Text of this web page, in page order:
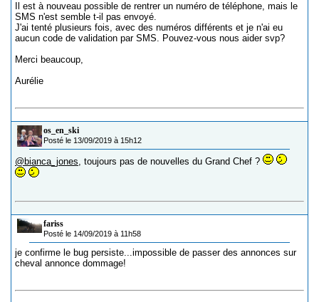
Il est à nouveau possible de rentrer un numéro de téléphone, mais le
SMS n'est semble t-il pas envoyé.
J'ai tenté plusieurs fois, avec des numéros différents et je n'ai eu
aucun code de validation par SMS. Pouvez-vous nous aider svp?
Merci beaucoup,
Aurélie
os_en_ski
Posté le 13/09/2019 à 15h12
@bianca_jones, toujours pas de nouvelles du Grand Chef ?
fariss
Posté le 14/09/2019 à 11h58
je confirme le bug persiste...impossible de passer des annonces sur
cheval annonce dommage!